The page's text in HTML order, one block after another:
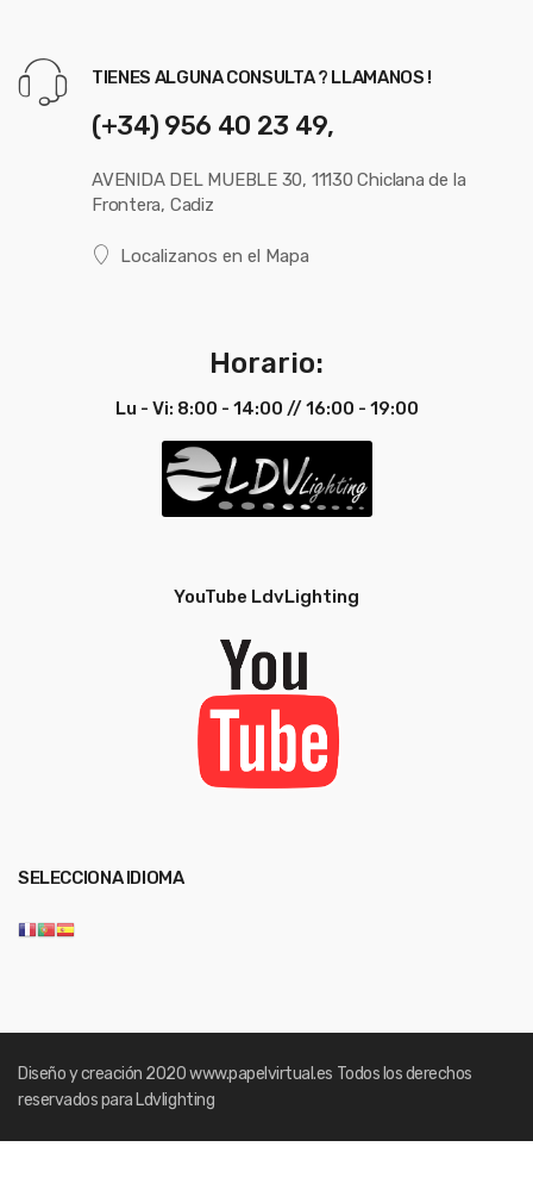
TIENES ALGUNA CONSULTA ? LLAMANOS !
(+34) 956 40 23 49,
AVENIDA DEL MUEBLE 30, 11130 Chiclana de la
Frontera, Cadiz
Localizanos en el Mapa
Horario:
Lu - Vi: 8:00 - 14:00 // 16:00 - 19:00
YouTube LdvLighting
SELECCIONA IDIOMA
Diseño y creación 2020www.papelvirtual.es Todos los derechos
reservados para Ldvlighting